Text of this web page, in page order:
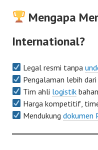
Mengapa
International?
Legal resmi tanpa
Pengalaman lebih
Tim ahli logistik
Harga kompetitif,
Mendukungdokumen